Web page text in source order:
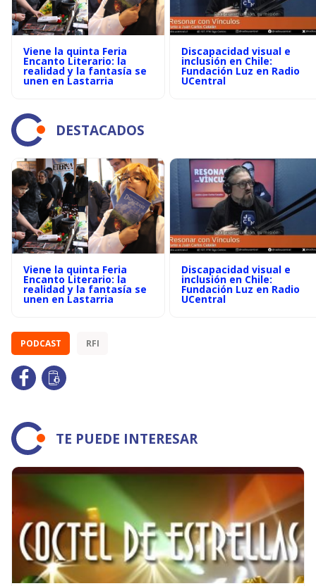
Viene la quinta Feria
Encanto Literario: la
realidad y la fantasía se
unen en Lastarria
Discapacidad visual e
inclusión en Chile:
Fundación Luz en Radio
UCentral
DESTACADOS
Viene la quinta Feria
Encanto Literario: la
realidad y la fantasía se
unen en Lastarria
Discapacidad visual e
inclusión en Chile:
Fundación Luz en Radio
UCentral
PODCAST RFI
TE PUEDE INTERESAR